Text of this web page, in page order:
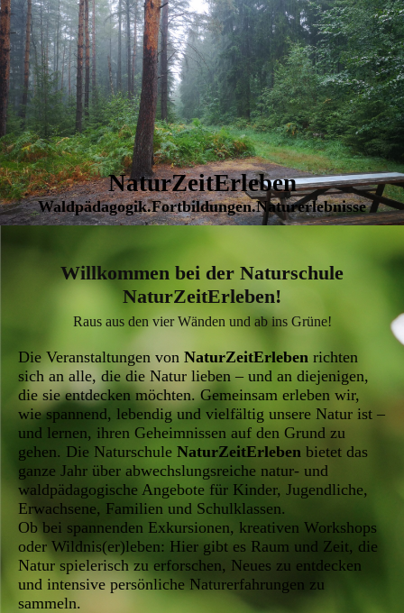
NaturZeitErleben
Waldpädagogik.Fortbildungen.Naturerlebnisse
Willkommen bei der Naturschule
NaturZeitErleben!
Raus aus den vier Wänden und ab ins Grüne!
Die Veranstaltungen von NaturZeitErleben richten
sich an alle, die die Natur lieben – und an diejenigen,
die sie entdecken möchten. Gemeinsam erleben wir,
wie spannend, lebendig und vielfältig unsere Natur ist –
und lernen, ihren Geheimnissen auf den Grund zu
gehen. Die Naturschule NaturZeitErleben bietet das
ganze Jahr über abwechslungsreiche natur- und
waldpädagogische Angebote für Kinder, Jugendliche,
Erwachsene, Familien und Schulklassen.
Ob bei spannenden Exkursionen, kreativen Workshops
oder Wildnis(er)leben: Hier gibt es Raum und Zeit, die
Natur spielerisch zu erforschen, Neues zu entdecken
und intensive persönliche Naturerfahrungen zu
sammeln.